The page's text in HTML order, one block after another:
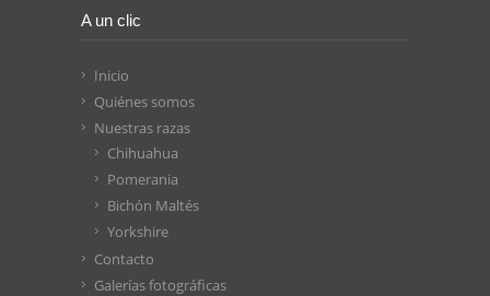
A un clic
Inicio
Quiénes somos
Nuestras razas
Chihuahua
Pomerania
Bichón Maltés
Yorkshire
Contacto
Galerías fotográficas